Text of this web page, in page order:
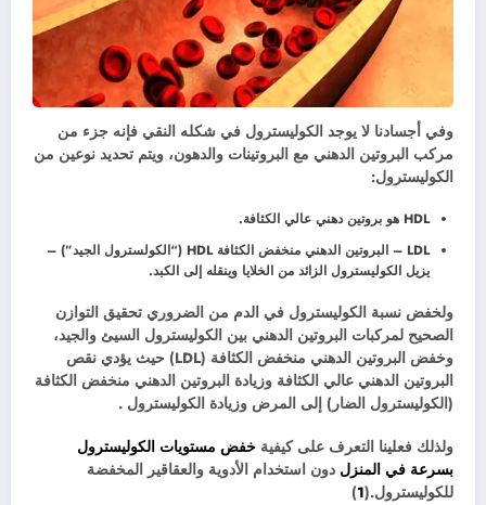
وفي أجسادنا لا يوجد الكوليسترول في شكله النقي فإنه جزء من
مركب البروتين الدهني مع البروتينات والدهون، ويتم تحديد نوعين من
الكوليسترول:
HDL هو بروتين دهني عالي الكثافة.
LDL – البروتين الدهني منخفض الكثافة HDL (“الكولسترول الجيد”) –
يزيل الكوليسترول الزائد من الخلايا وينقله إلى الكبد.
ولخفض نسبة الكوليسترول في الدم من الضروري تحقيق التوازن
الصحيح لمركبات البروتين الدهني بين الكوليسترول السيئ والجيد،
وخفض البروتين الدهني منخفض الكثافة (LDL) حيث يؤدي نقص
البروتين الدهني عالي الكثافة وزيادة البروتين الدهني منخفض الكثافة
(الكوليسترول الضار) إلى المرض وزيادة الكوليسترول .
ولذلك فعلينا التعرف على كيفية خفض مستويات الكوليسترول
بسرعة في المنزل دون استخدام الأدوية والعقاقير المخفضة
للكوليسترول.(1
)